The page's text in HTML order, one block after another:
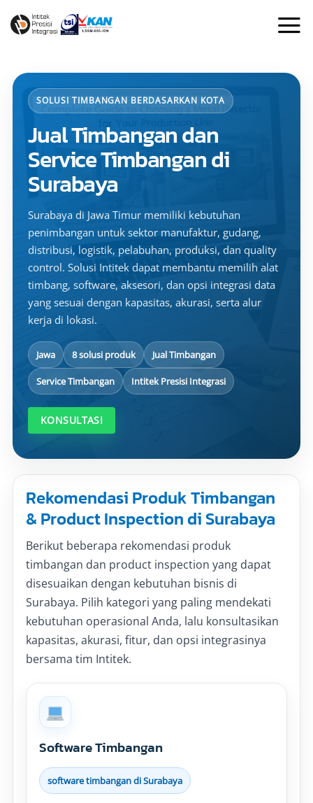
SOLUSI TIMBANGAN BERDASARKAN KOTA
Jual Timbangan dan
Service Timbangan di
Surabaya
Surabaya di Jawa Timur memiliki kebutuhan
penimbangan untuk sektor manufaktur, gudang,
distribusi, logistik, pelabuhan, produksi, dan quality
control. Solusi Intitek dapat membantu memilih alat
timbang, software, aksesori, dan opsi integrasi data
yang sesuai dengan kapasitas, akurasi, serta alur
kerja di lokasi.
Jawa 8 solusi produk Jual Timbangan
Service Timbangan Intitek Presisi Integrasi
KONSULTASI
Rekomendasi Produk Timbangan
& Product Inspection di Surabaya
Berikut beberapa rekomendasi produk
timbangan dan product inspection yang dapat
disesuaikan dengan kebutuhan bisnis di
Surabaya. Pilih kategori yang paling mendekati
kebutuhan operasional Anda, lalu konsultasikan
kapasitas, akurasi, fitur, dan opsi integrasinya
bersama tim Intitek.
Software Timbangan
software timbangan di Surabaya